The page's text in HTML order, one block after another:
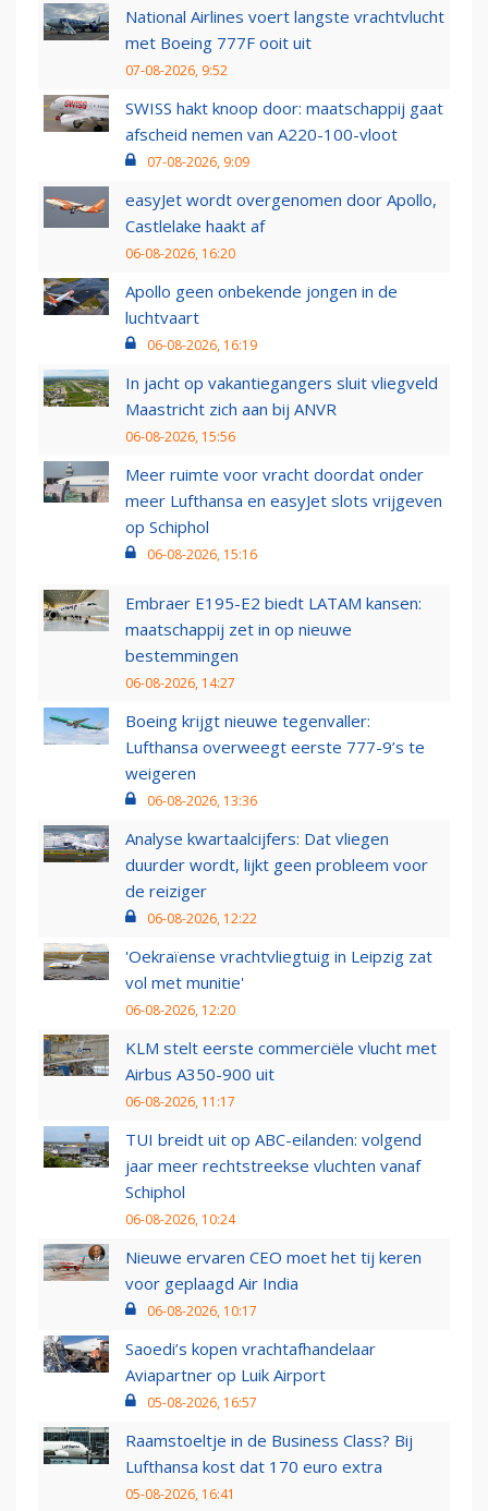
National Airlines voert langste vrachtvlucht
met Boeing 777F ooit uit
07-08-2026, 9:52
SWISS hakt knoop door: maatschappij gaat
afscheid nemen van A220-100-vloot
07-08-2026, 9:09
easyJet wordt overgenomen door Apollo,
Castlelake haakt af
06-08-2026, 16:20
Apollo geen onbekende jongen in de
luchtvaart
06-08-2026, 16:19
In jacht op vakantiegangers sluit vliegveld
Maastricht zich aan bij ANVR
06-08-2026, 15:56
Meer ruimte voor vracht doordat onder
meer Lufthansa en easyJet slots vrijgeven
op Schiphol
06-08-2026, 15:16
Embraer E195-E2 biedt LATAM kansen:
maatschappij zet in op nieuwe
bestemmingen
06-08-2026, 14:27
Boeing krijgt nieuwe tegenvaller:
Lufthansa overweegt eerste 777-9’s te
weigeren
06-08-2026, 13:36
Analyse kwartaalcijfers: Dat vliegen
duurder wordt, lijkt geen probleem voor
de reiziger
06-08-2026, 12:22
'Oekraïense vrachtvliegtuig in Leipzig zat
vol met munitie'
06-08-2026, 12:20
KLM stelt eerste commerciële vlucht met
Airbus A350-900 uit
06-08-2026, 11:17
TUI breidt uit op ABC-eilanden: volgend
jaar meer rechtstreekse vluchten vanaf
Schiphol
06-08-2026, 10:24
Nieuwe ervaren CEO moet het tij keren
voor geplaagd Air India
06-08-2026, 10:17
Saoedi’s kopen vrachtafhandelaar
Aviapartner op Luik Airport
05-08-2026, 16:57
Raamstoeltje in de Business Class? Bij
Lufthansa kost dat 170 euro extra
05-08-2026, 16:41